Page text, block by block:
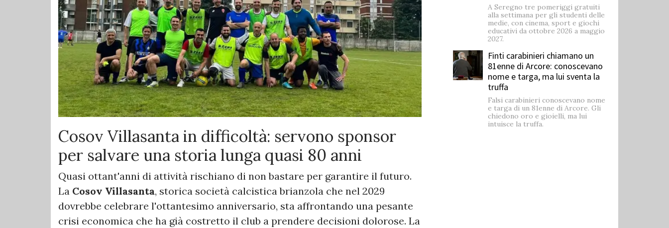
Cosov Villasanta in difficoltà: servono sponsor
per salvare una storia lunga quasi 80 anni
Quasi ottant'anni di attività rischiano di non bastare per garantire il futuro.
La Cosov Villasanta, storica società calcistica brianzola che nel 2029
dovrebbe celebrare l'ottantesimo anniversario, sta affrontando una pesante
crisi economica che ha già costretto il club a prendere decisioni dolorose. La
A Seregno tre pomeriggi gratuiti
alla settimana per gli studenti delle
medie, con cinema, sport e giochi
educativi da ottobre 2026 a maggio
2027.
Finti carabinieri chiamano un
81enne di Arcore: conoscevano
nome e targa, ma lui sventa la
truffa
Falsi carabinieri conoscevano nome
e targa di un 81enne di Arcore. Gli
chiedono oro e gioielli, ma lui
intuisce la truffa.